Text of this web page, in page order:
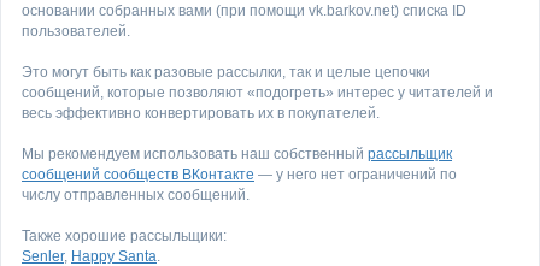
основании собранных вами (при помощи vk.barkov.net) списка ID
пользователей.
Это могут быть как разовые рассылки, так и целые цепочки
сообщений, которые позволяют «подогреть» интерес у читателей и
весь эффективно конвертировать их в покупателей.
Мы рекомендуем использовать наш собственный рассыльщик
сообщений сообществ ВКонтакте — у него нет ограничений по
числу отправленных сообщений.
Также хорошие рассыльщики:
Senler, Happy Santa.